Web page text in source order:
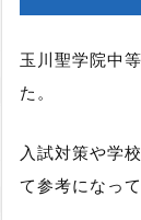
玉川聖学院中
た。
入試対策や学
て参考になっ